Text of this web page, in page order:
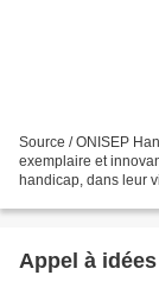
Source / ONISEP
exemplaire et
handicap, dans leur
Appel à